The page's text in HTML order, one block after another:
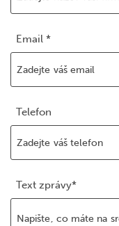
Email *
Telefon
Text zprávy*